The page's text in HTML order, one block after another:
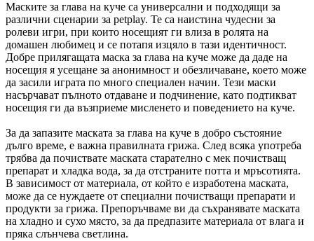
Маските за глава на куче са универсални и подходящи за
различни сценарии за petplay. Те са наистина чудесни за
ролеви игри, при които носещият ги влиза в ролята на
домашен любимец и се потапя изцяло в тази идентичност.
Добре прилягащата маска за глава на куче може да даде на
носещия я усещане за анонимност и обезличаване, което може
да засили играта по много специален начин. Тези маски
насърчават пълното отдаване и подчинение, като подтикват
носещия ги да възприеме мисленето и поведението на куче.
За да запазите маската за глава на куче в добро състояние
дълго време, е важна правилната грижа. След всяка употреба
трябва да почиствате маската старателно с мек почистващ
препарат и хладка вода, за да отстраните потта и мръсотията.
В зависимост от материала, от който е изработена маската,
може да се нуждаете от специални почистващи препарати и
продукти за грижа. Препоръчваме ви да съхранявате маската
на хладно и сухо място, за да предпазите материала от влага и
пряка слънчева светлина.